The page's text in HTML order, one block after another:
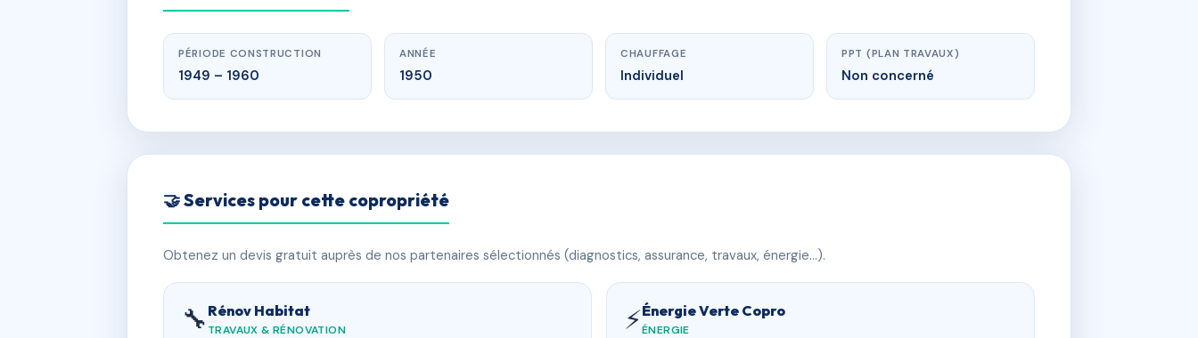
PÉRIODE CONSTRUCTION
1949 – 1960
ANNÉE
1950
CHAUFFAGE
Individuel
PPT (PLAN TRAVAUX)
Non concerné
🤝 Services pour cette copropriété
Obtenez un devis gratuit auprès de nos partenaires sélectionnés (diagnostics, assurance, travaux, énergie…).
🔧 Rénov Habitat
TRAVAUX & RÉNOVATION ⚡Énergie Verte Copro
ÉNERGIE